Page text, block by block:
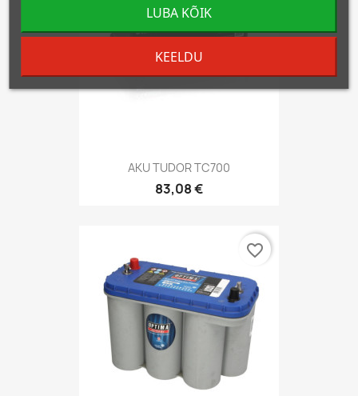
AKU TUDOR TC700
83,08 €
favorite_border
KEELDU
LUBA KÕIK